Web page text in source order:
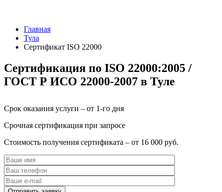
Главная
Тула
Сертификат ISO 22000
Сертификация по ISO 22000:2005 /
ГОСТ Р ИСО 22000-2007 в Туле
Срок оказания услуги – от 1-го дня
Срочная сертификация при запросе
Стоимость получения сертификата – от 16 000 руб.